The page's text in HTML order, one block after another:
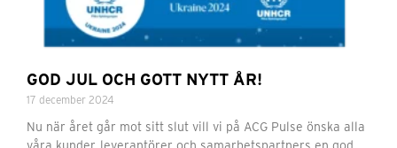
GOD JUL OCH GOTT NYTT ÅR!
17 december 2024
Nu när året går mot sitt slut vill vi på ACG Pulse önska alla